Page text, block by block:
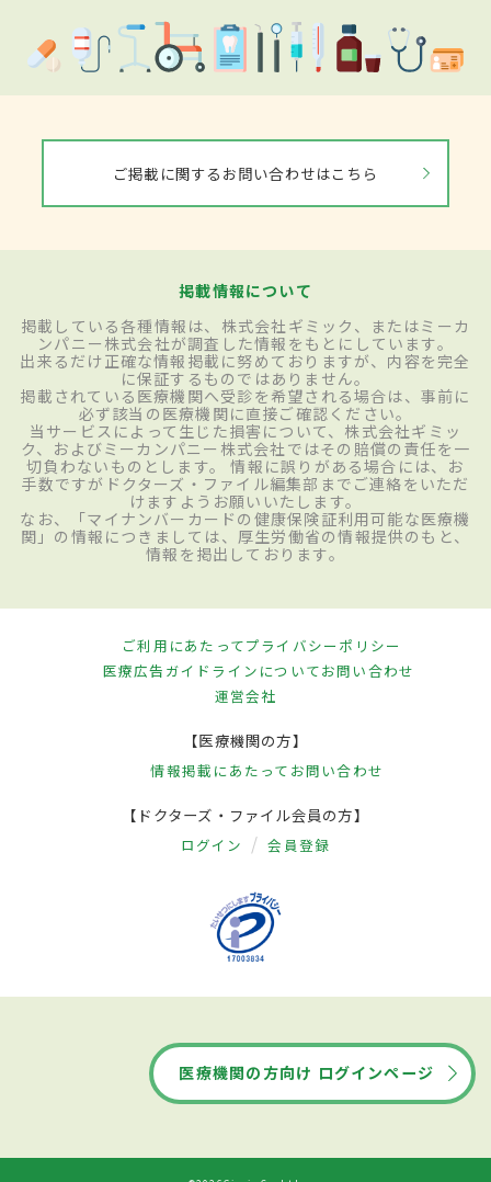
ご掲載に関するお問い合わせはこちら
掲載情報について
掲載している各種情報は、株式会社ギミック、またはミーカ
ンパニー株式会社が調査した情報をもとにしています。
出来るだけ正確な情報掲載に努めておりますが、内容を完全
に保証するものではありません。
掲載されている医療機関へ受診を希望される場合は、事前に
必ず該当の医療機関に直接ご確認ください。
当サービスによって生じた損害について、株式会社ギミッ
ク、およびミーカンパニー株式会社ではその賠償の責任を一
切負わないものとします。 情報に誤りがある場合には、お
手数ですがドクターズ・ファイル編集部までご連絡をいただ
けますようお願いいたします。
なお、「マイナンバーカードの健康保険証利用可能な医療機
関」の情報につきましては、厚生労働省の情報提供のもと、
情報を掲出しております。
ご利用にあたってプライバシーポリシー
医療広告ガイドラインについてお問い合わせ
運営会社
【医療機関の方】
情報掲載にあたって お問い合わせ
【ドクターズ・ファイル会員の方】
ログイン 会員登録
医療機関の方向け ログインページ